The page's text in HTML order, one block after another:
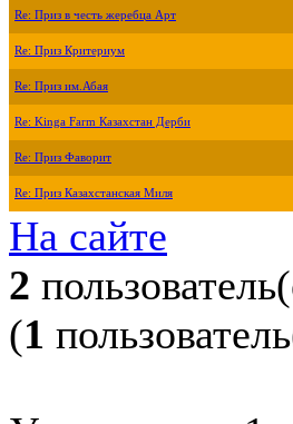
Re: Приз в честь жеребца Арт
Re: Приз Критериум
Re: Приз им.Абая
Re: Kinga Farm Казахстан Дерби
Re: Приз Фаворит
Re: Приз Казахстанская Миля
На сайте
2
(1